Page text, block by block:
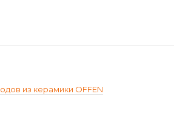
из керамики OFFEN